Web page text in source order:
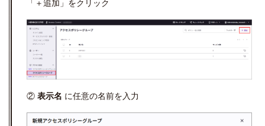
「＋追加」をクリック
② 表示名 に任意の名前を入力